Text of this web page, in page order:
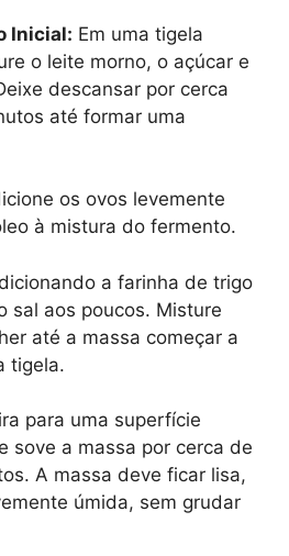
Inicial: Em uma tigela
o leite morno, o açúcar e
descansar por cerca
até formar uma
os ovos levemente
à mistura do fermento.
a farinha de trigo
sal aos poucos. Misture
até a massa começar a
tigela.
para uma superfície
sove a massa por cerca de
A massa deve ficar lisa,
úmida, sem grudar